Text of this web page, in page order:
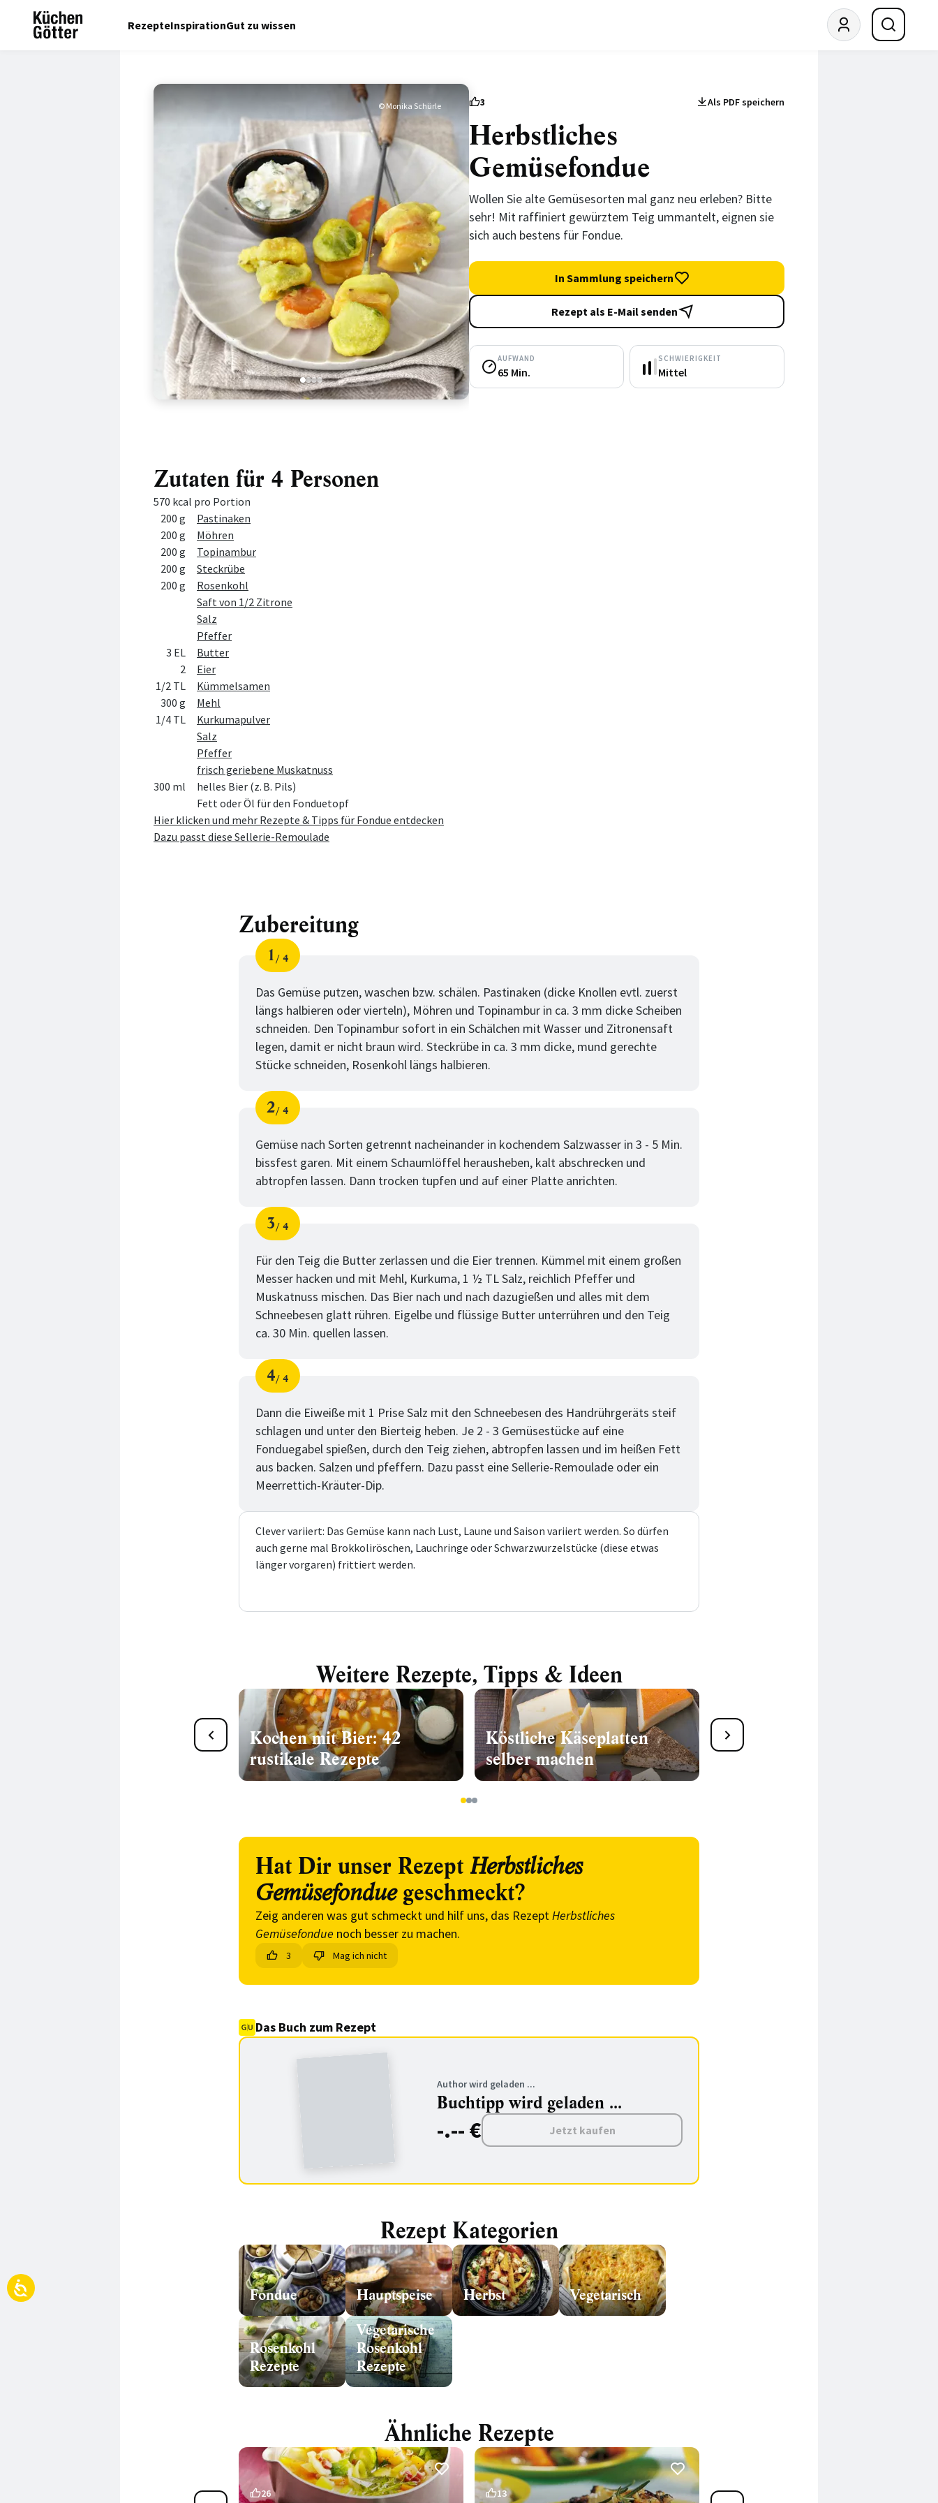
RezepteInspirationGut zu wissen
© Monika Schürle © Monika Schürle
1234
3 Als PDF speichern
Herbstliches
Gemüsefondue
Wollen Sie alte Gemüsesorten mal ganz neu erleben? Bitte
sehr! Mit raffiniert gewürztem Teig ummantelt, eignen sie
sich auch bestens für Fondue.
In Sammlung speichern
Rezept als E-Mail senden
AUFWAND
65 Min.
SCHWIERIGKEIT
Mittel
Zutaten für 4 Personen
570 kcal pro Portion
Menge Zutat
200 g
Pastinaken
200 g
Möhren
200 g
Topinambur
200 g
Steckrübe
200 g
Rosenkohl
Saft von 1/2 Zitrone
Salz
Pfeffer
3 EL
Butter
2
Eier
1/2 TL
Kümmelsamen
300 g
Mehl
1/4 TL
Kurkumapulver
Salz
Pfeffer
frisch geriebene Muskatnuss
300 ml
helles Bier (z. B. Pils)
Fett oder Öl für den Fonduetopf
Hier klicken und mehr Rezepte & Tipps für Fondue entdecken
Dazu passt diese Sellerie-Remoulade
Zubereitung
Schritt
1
von
4
Das Gemüse putzen, waschen bzw. schälen. Pastinaken (dicke Knollen evtl. zuerst
längs halbieren oder vierteln), Möhren und Topinambur in ca. 3 mm dicke Scheiben
schneiden. Den Topinambur sofort in ein Schälchen mit Wasser und Zitronensaft
legen, damit er nicht braun wird. Steckrübe in ca. 3 mm dicke, mund gerechte
Stücke schneiden, Rosenkohl längs halbieren.
Schritt
2
von
4
Gemüse nach Sorten getrennt nacheinander in kochendem Salzwasser in 3 - 5 Min.
bissfest garen. Mit einem Schaumlöffel herausheben, kalt abschrecken und
abtropfen lassen. Dann trocken tupfen und auf einer Platte anrichten.
Schritt
3
von
4
Für den Teig die Butter zerlassen und die Eier trennen. Kümmel mit einem großen
Messer hacken und mit Mehl, Kurkuma, 1 ½ TL Salz, reichlich Pfeffer und
Muskatnuss mischen. Das Bier nach und nach dazugießen und alles mit dem
Schneebesen glatt rühren. Eigelbe und flüssige Butter unterrühren und den Teig
ca. 30 Min. quellen lassen.
Schritt
4
von
4
Dann die Eiweiße mit 1 Prise Salz mit den Schneebesen des Handrührgeräts steif
schlagen und unter den Bierteig heben. Je 2 - 3 Gemüsestücke auf eine
Fonduegabel spießen, durch den Teig ziehen, abtropfen lassen und im heißen Fett
aus backen. Salzen und pfeffern. Dazu passt eine Sellerie-Remoulade oder ein
Meerrettich-Kräuter-Dip.
Clever variiert: Das Gemüse kann nach Lust, Laune und Saison variiert werden. So dürfen
auch gerne mal Brokkoliröschen, Lauchringe oder Schwarzwurzelstücke (diese etwas
länger vorgaren) frittiert werden.
Weitere Rezepte, Tipps & Ideen
Kochen mit Bier: 42
rustikale Rezepte
Köstliche Käseplatten
selber machen
12 Rezepte für
Hähnchengeschnetzeltes
123
Hat Dir unser Rezept Herbstliches
Gemüsefondue geschmeckt?
Zeig anderen was gut schmeckt und hilf uns, das RezeptHerbstliches
Gemüsefondue noch besser zu machen.
3 Mag ich nicht
Das Buch zum Rezept
Author wird geladen ...
Buchtipp wird geladen ...
-.-- € Jetzt kaufen
Rezept Kategorien
Fondue Hauptspeise Herbst Vegetarisch
Rosenkohl
Rezepte
Vegetarische
Rosenkohl
Rezepte
Ähnliche Rezepte
26 13 17